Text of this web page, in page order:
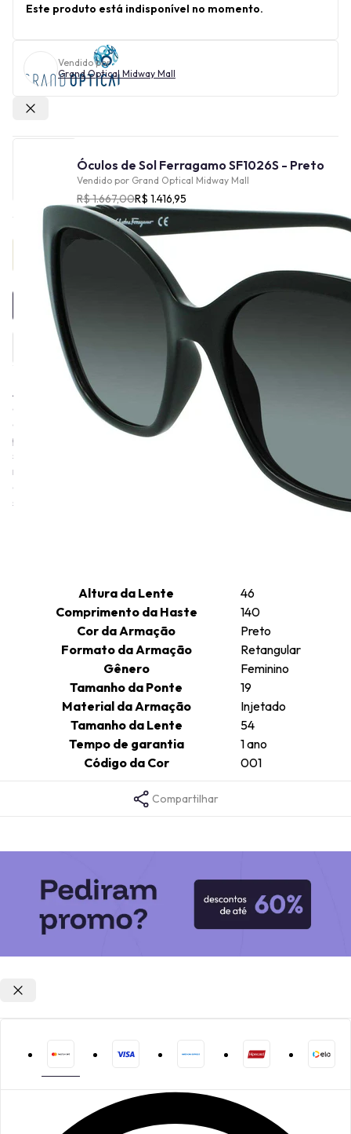
Este produto está indisponível no momento.
Vendido por
Grand Optical Midway Mall
Óculos de Sol Ferragamo SF1026S - Preto
Vendido por Grand Optical Midway Mall
R$ 1.667,00R$ 1.416,95
Provador Virtual
INDISPONÍVEL
A Ferragamo é uma marca de luxo italiana renomada por sua
elegância atemporal e inovação. Fundada em 1927, a Ferragamo
é especializada em sapatos, acessórios e coleções de prêt-à-
porter. Em 2022, a marca passou por uma reformulação dinâmica
sob o novo Diretor Criativo Maximilian Davis, infundindo uma
nova visão em seu renomado trabalho artesanal. Conhecida por
combinar tradição com modernidade, ela continua sendo um
símbolo de luxo redefinido.
Altura da Lente
46
Comprimento da Haste
140
Cor da Armação
Preto
Formato da Armação
Retangular
Gênero
Feminino
Tamanho da Ponte
19
Material da Armação
Injetado
Tamanho da Lente
54
Tempo de garantia
1 ano
Código da Cor
001
Compartilhar